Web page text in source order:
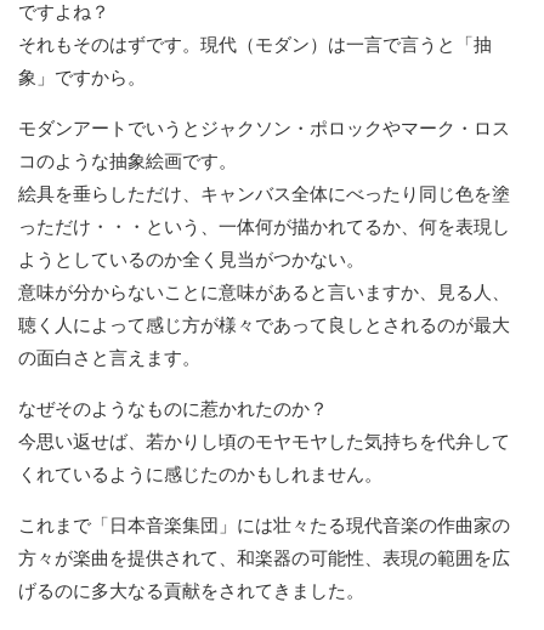
ですよね？
それもそのはずです。現代（モダン）は一言で言うと「抽
象」ですから。
モダンアートでいうとジャクソン・ポロックやマーク・ロス
コのような抽象絵画です。
絵具を垂らしただけ、キャンバス全体にべったり同じ色を塗
っただけ・・・という、一体何が描かれてるか、何を表現し
ようとしているのか全く見当がつかない。
意味が分からないことに意味があると言いますか、見る人、
聴く人によって感じ方が様々であって良しとされるのが最大
の面白さと言えます。
なぜそのようなものに惹かれたのか？
今思い返せば、若かりし頃のモヤモヤした気持ちを代弁して
くれているように感じたのかもしれません。
これまで「日本音楽集団」には壮々たる現代音楽の作曲家の
方々が楽曲を提供されて、和楽器の可能性、表現の範囲を広
げるのに多大なる貢献をされてきました。